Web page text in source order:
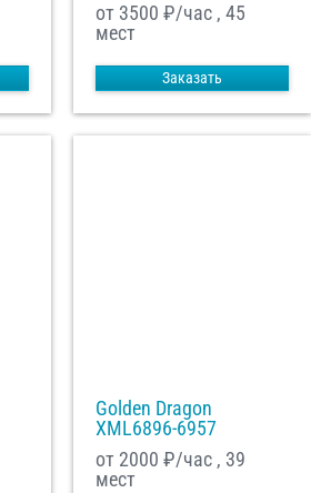
от 3500 ₽/час , 45
мест
Заказать
Golden Dragon
XML6896-6957
от 2000 ₽/час , 39
мест